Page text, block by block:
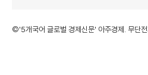
©'5개국어 글로벌 경제신문' 아주경제. 무단전